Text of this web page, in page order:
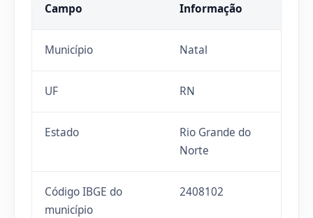
Campo Informação
Município Natal
UF RN
Estado
Rio Grande do
Norte
Código IBGE do
município
2408102